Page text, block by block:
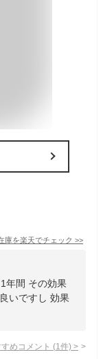
庫を楽天でチェック >>
年間 その効果
いですし 効果
めコメント (1 件) >